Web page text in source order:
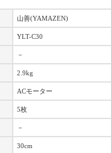
山善(YAMAZEN)
YLT-C30
－
2.9kg
ACモーター
5枚
－
30cm